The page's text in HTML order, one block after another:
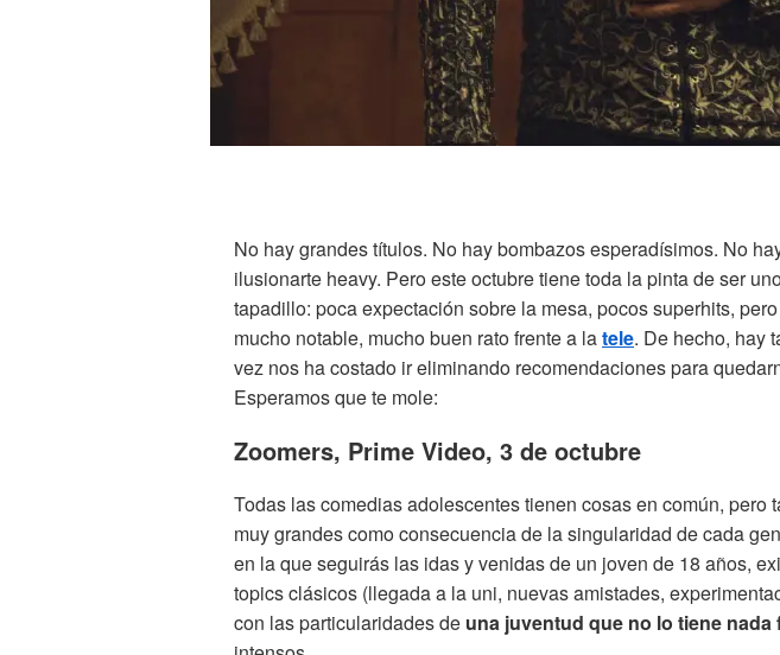
No hay grandes títulos. No hay bombazos esperadísimos. No
ilusionarte heavy. Pero este octubre tiene toda la pinta de ser
tapadillo: poca expectación sobre la mesa, pocos superhits,
mucho notable, mucho buen rato frente a latele. De hecho, hay
vez nos ha costado ir eliminando recomendaciones para
Esperamos que te mole:
Zoomers, Prime Video, 3 de octubre
Todas las comedias adolescentes tienen cosas en común, pero
muy grandes como consecuencia de la singularidad de cada
en la que seguirás las idas y venidas de un joven de 18 años,
topics clásicos (llegada a la uni, nuevas amistades,
con las particularidades de una juventud que no lo tiene nada